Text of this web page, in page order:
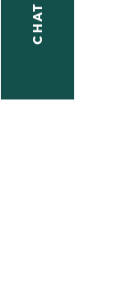
CHAT